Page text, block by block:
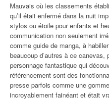
Mauvais où les classements
qu’il était enfermé dans la nuit
stylos ou étoile pour enfants et
communication non seulement
comme guide de manga, à
beaucoup d’autres à ce
personnage fantastique qui
référencement sont des
presse parfois comme une
incroyablement fainéant et était